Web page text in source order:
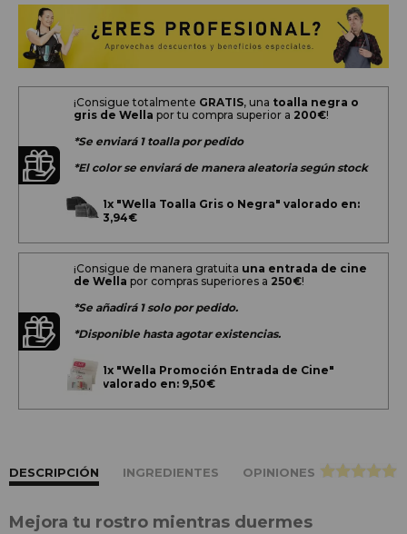
¡Consigue totalmente GRATIS, una toalla negra o
gris de Wella por tu compra superior a 200€!
*Se enviará 1 toalla por pedido
*El color se enviará de manera aleatoria según stock
1x "Wella Toalla Gris o Negra" valorado en:
3,94€
¡Consigue de manera gratuita una entrada de cine
de Wella por compras superiores a 250€!
*Se añadirá 1 solo por pedido.
*Disponible hasta agotar existencias.
1x "Wella Promoción Entrada de Cine"
valorado en: 9,50€
DESCRIPCIÓN INGREDIENTES OPINIONES >
Mejora tu rostro mientras duermes